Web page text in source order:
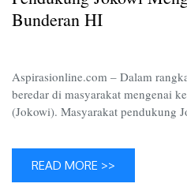
Bunderan HI
Aspirasionline.com – Dalam
beredar di masyarakat mengenai
(Jokowi). Masyarakat pendukung
READ MORE >>